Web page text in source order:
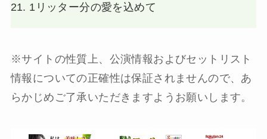
1リッター分の愛を込めて
※サイトの性質上、公演情報およびセットリスト
情報についての正確性は保証されませんので、あ
らかじめご了承いただきますようお願いします。